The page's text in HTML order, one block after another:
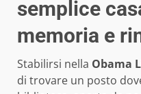
semplice
memoria e
Stabilirsi nella Obama
di trovare un posto